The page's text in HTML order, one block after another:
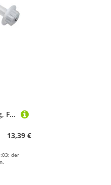
perfk Fliegenbindewerkzeug, Fliegenzubehör, Geschenk für, praktisch, leicht, Angelgeräte, Haltbarkeit, Ausrüstung, tragbar, Weiß, 10 cm X 4.55 cm
13,39 €
der